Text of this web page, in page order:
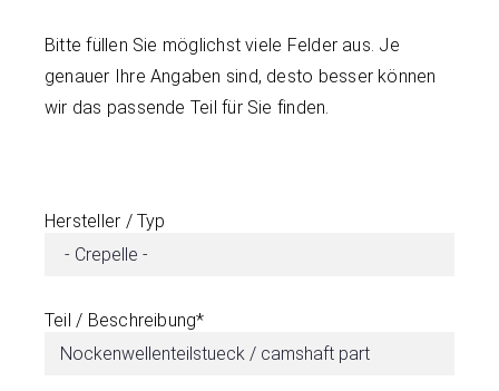
Bitte füllen Sie möglichst viele Felder aus. Je
genauer Ihre Angaben sind, desto besser können
wir das passende Teil für Sie finden.
Hersteller / Typ
Teil / Beschreibung*